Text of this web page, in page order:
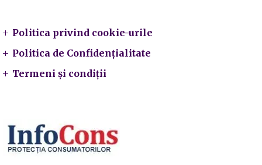
Politica privind cookie-urile
Politica de Confidențialitate
Termeni și condiții